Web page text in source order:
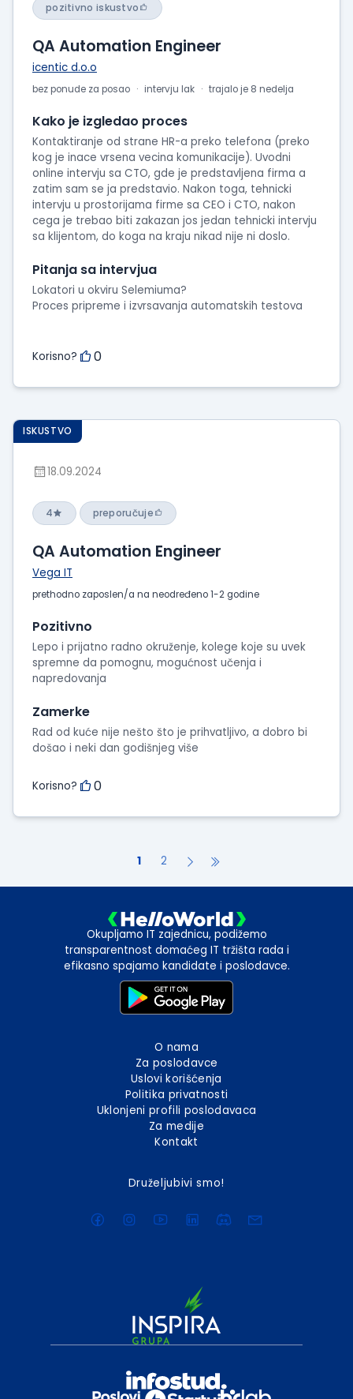
pozitivno iskustvo
QA Automation Engineer
icentic d.o.o
bez ponude za posao intervju lak trajalo je 8 nedelja
Kako je izgledao proces
Kontaktiranje od strane HR-a preko telefona (preko
kog je inace vrsena vecina komunikacije). Uvodni
online intervju sa CTO, gde je predstavljena firma a
zatim sam se ja predstavio. Nakon toga, tehnicki
intervju u prostorijama firme sa CEO i CTO, nakon
cega je trebao biti zakazan jos jedan tehnicki intervju
sa klijentom, do koga na kraju nikad nije ni doslo.
Pitanja sa intervjua
Lokatori u okviru Selemiuma?
Proces pripreme i izvrsavanja automatskih testova
Korisno? 0
ISKUSTVO
18.09.2024
4 preporučuje
QA Automation Engineer
Vega IT
prethodno zaposlen/a na neodređeno 1-2 godine
Pozitivno
Lepo i prijatno radno okruženje, kolege koje su uvek
spremne da pomognu, mogućnost učenja i
napredovanja
Zamerke
Rad od kuće nije nešto što je prihvatljivo, a dobro bi
došao i neki dan godišnjeg više
Korisno? 0
1 2
Okupljamo IT zajednicu, podižemo
transparentnost domaćeg IT tržišta rada i
efikasno spajamo kandidate i poslodavce.
O nama
Za poslodavce
Uslovi korišćenja
Politika privatnosti
Uklonjeni profili poslodavaca
Za medije
Kontakt
Druželjubivi smo!